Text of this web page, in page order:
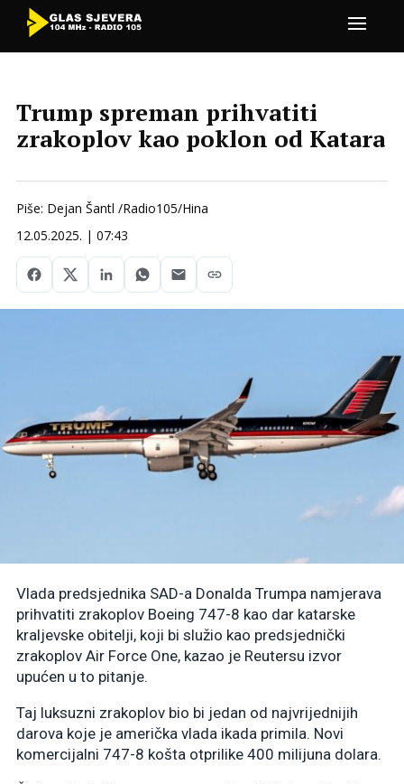
Trump spreman prihvatiti
zrakoplov kao poklon od Katara
Piše: Dejan Šantl /Radio105/Hina
12.05.2025. | 07:43
Vlada predsjednika SAD-a Donalda Trumpa namjerava
prihvatiti zrakoplov Boeing 747-8 kao dar katarske
kraljevske obitelji, koji bi služio kao predsjednički
zrakoplov Air Force One, kazao je Reutersu izvor
upućen u to pitanje.
Taj luksuzni zrakoplov bio bi jedan od najvrijednijih
darova koje je američka vlada ikada primila. Novi
komercijalni 747-8 košta otprilike 400 milijuna dolara.